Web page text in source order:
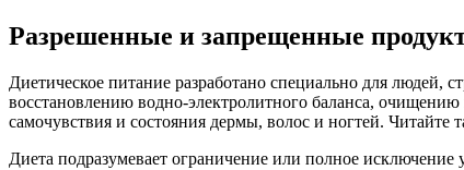
Разрешенные и запрещенные
Диетическое питание разработано специально для
восстановлению водно-электролитного баланса,
самочувствия и состояния дермы, волос и ногтей.
Диета подразумевает ограничение или полное